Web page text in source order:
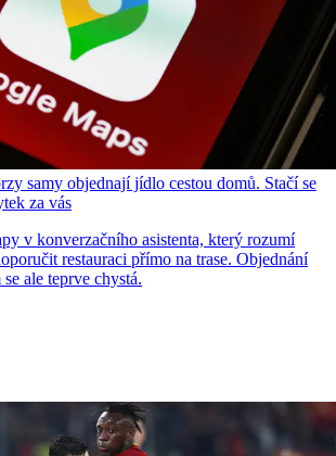
samy objednají jídlo cestou domů. Stačí se
za vás
v konverzačního asistenta, který rozumí
restauraci přímo na trase. Objednání
ale teprve chystá.